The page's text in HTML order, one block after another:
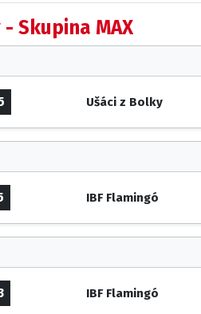
Skupina MAX
Ušáci z Bolky
IBF Flamingó
IBF Flamingó